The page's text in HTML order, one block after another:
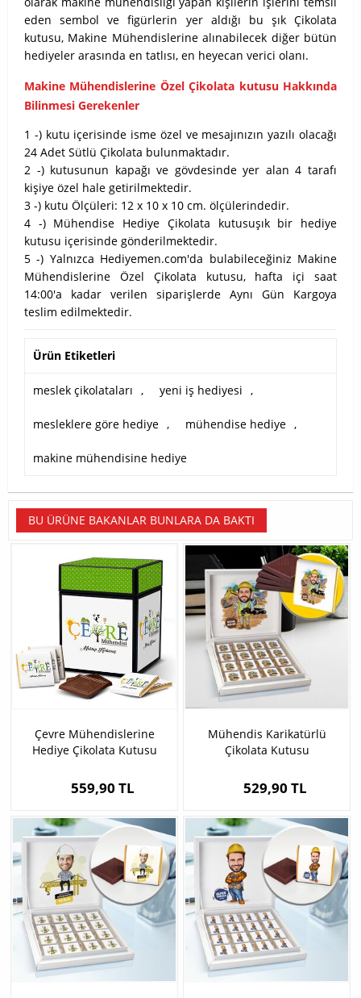
eden sembol ve figürlerin yer aldığı bu şık Çikolata
kutusu, Makine Mühendislerine alınabilecek diğer bütün
hediyeler arasında en tatlısı, en heyecan verici olanı.
Makine Mühendislerine Özel Çikolata kutusu Hakkında
Bilinmesi Gerekenler
1 -) kutu içerisinde isme özel ve mesajınızın yazılı olacağı
24 Adet Sütlü Çikolata bulunmaktadır.
2 -) kutusunun kapağı ve gövdesinde yer alan 4 tarafı
kişiye özel hale getirilmektedir.
3 -) kutu Ölçüleri: 12 x 10 x 10 cm. ölçülerindedir.
4 -) Mühendise Hediye Çikolata kutusuşık bir hediye
kutusu içerisinde gönderilmektedir.
5 -) Yalnızca Hediyemen.com'da bulabileceğiniz Makine
Mühendislerine Özel Çikolata kutusu, hafta içi saat
14:00'a kadar verilen siparişlerde Aynı Gün Kargoya
teslim edilmektedir.
Ürün Etiketleri
meslek çikolataları , yeni iş hediyesi ,
mesleklere göre hediye , mühendise hediye ,
makine mühendisine hediye
BU ÜRÜNE BAKANLAR BUNLARA DA BAKTI
Çevre Mühendislerine
Hediye Çikolata Kutusu
559,90 TL
Mühendis Karikatürlü
Çikolata Kutusu
529,90 TL